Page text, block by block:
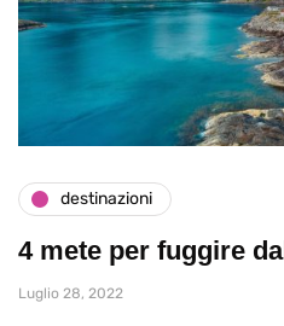
destinazioni
4 mete per fuggire
Luglio 28, 2022